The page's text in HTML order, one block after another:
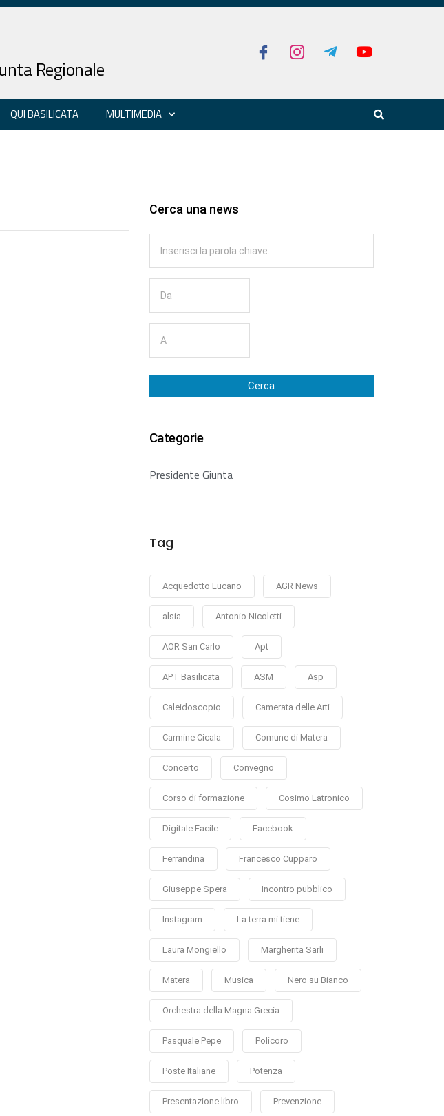
Regionale
QUI BASILICATA MULTIMEDIA
Cerca una news
Cerca
Categorie
Presidente Giunta
Tag
Acquedotto Lucano AGR News
alsia Antonio Nicoletti
AOR San Carlo Apt
APT Basilicata ASM Asp
Caleidoscopio Camerata delle Arti
Carmine Cicala Comune di Matera
Concerto Convegno
Corso di formazione Cosimo Latronico
Digitale Facile Facebook
Ferrandina Francesco Cupparo
Giuseppe Spera Incontro pubblico
Instagram La terra mi tiene
Laura Mongiello Margherita Sarli
Matera Musica Nero su Bianco
Orchestra della Magna Grecia
Pasquale Pepe Policoro
Poste Italiane Potenza
Presentazione libro Prevenzione